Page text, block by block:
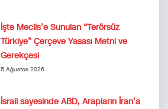
İşte Meclis’e Sunulan “Terörsüz
Türkiye” Çerçeve Yasası Metni ve
Gerekçesi
5 Ağustos 2026
İsrail sayesinde ABD, Arapların İran’a